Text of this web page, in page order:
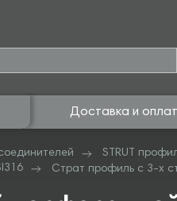
Доставка и
STRUT
Страт профиль с 3-х